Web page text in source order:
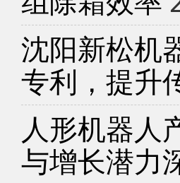
沈阳新松机
专利，提升
人形机器人
与增长潜力